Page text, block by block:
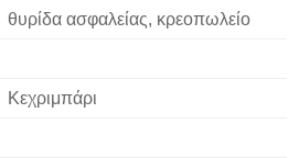
θυρίδα ασφαλείας, κρεοπωλείο
Κεχριμπάρι